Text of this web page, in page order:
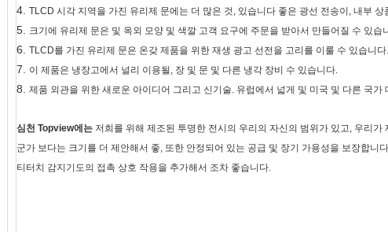
4. TLCD 시각 지역을 가진 유리제 문에는 더 많은 것, 있습니다 좋은 광선 전송이, 내부 상
5. 크기 에 유리제 문은 및 옥외 모양 및 색깔 고객 요구에 주문을 받아서 만들어질 수 있습
6. TLCD를 가진 유리제 문은 온갖 제품을 위한 재생 광고 선전을 고리를 이룰 수 있습니
7. 이 제품은 냉장고에서 널리 이용될, 장 및 문 및 다른 냉각 장비 수 있습니다.
8. 제품 외관을 위한 새로운 아이디어 그리고 신기술. 유럽에서 넓게 및 미국 및 다른 국가
심천 Topview에는 저희를 위해 제조된 투명한 전시의 우리의 자신의 범위가 있고, 우리
군가 보다는 크기를 더 제안해서 좋, 또한 안정되어 있는 공급 및 장기 가용성을 보장합니
티터치 감지기도의 접촉 상호 작용을 추가해서 조차 좋습니다.